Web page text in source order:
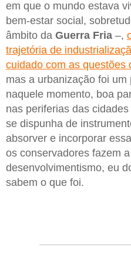
em que o mundo estava
bem-estar social,
âmbito da Guerra Fria –,
trajetória de
cuidado com as questões
mas a urbanização foi
naquele momento, boa
nas periferias das
se dispunha de
absorver e incorporar
os conservadores fazem
desenvolvimentismo, eu
sabem o que foi.